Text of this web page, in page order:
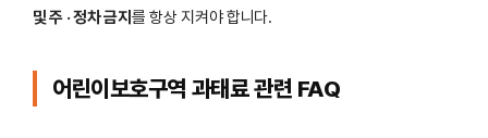
및 주 · 정차 금지 를 항상 지켜야 합니다.
어린이보호구역 과태료 관련 FAQ